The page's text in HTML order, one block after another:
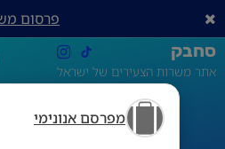
מפרסם אנונימי
פרסום
סחבק
אתר משרות הצעירים של ישראל
דרוש